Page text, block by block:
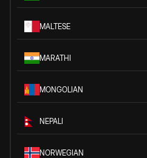
MALTESE
MARATHI
MONGOLIAN
NEPALI
NORWEGIAN